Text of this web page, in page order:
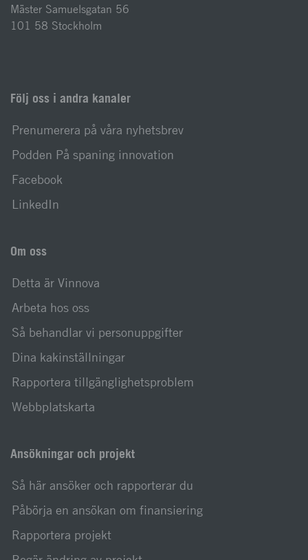
Mäster Samuelsgatan 56
101 58 Stockholm
Följ oss i andra kanaler
Prenumerera på våra nyhetsbrev
Podden På spaning innovation
Facebook
LinkedIn
Om oss
Detta är Vinnova
Arbeta hos oss
Så behandlar vi personuppgifter
Dina kakinställningar
Rapportera tillgänglighetsproblem
Webbplatskarta
Ansökningar och projekt
Så här ansöker och rapporterar du
Påbörja en ansökan om finansiering
Rapportera projekt